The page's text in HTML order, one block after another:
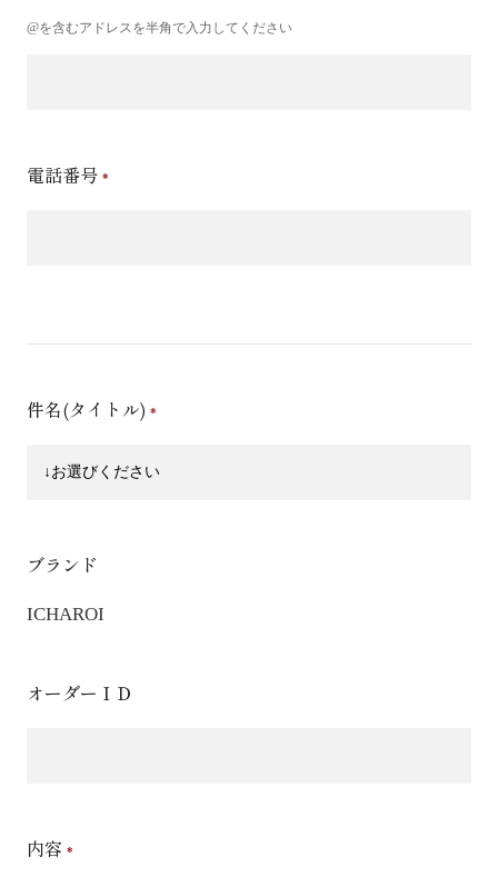
@を含むアドレスを半角で入力してください
電話番号
件名(タイトル)
ブランド
ICHAROI
オーダーＩＤ
内容